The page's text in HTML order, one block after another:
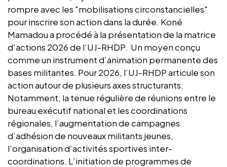
rompre avec les "mobilisations circonstancielles"
pour inscrire son action dans la durée. Koné
Mamadou a procédé à la présentation de la matrice
d’actions 2026 de l’UJ-RHDP. Un moyen conçu
comme un instrument d’animation permanente des
bases militantes. Pour 2026, l’UJ-RHDP articule son
action autour de plusieurs axes structurants.
Notamment, la tenue régulière de réunions entre le
bureau exécutif national et les coordinations
régionales, l’augmentation de campagnes
d’adhésion de nouveaux militants jeunes,
l’organisation d’activités sportives inter-
coordinations. L’initiation de programmes de